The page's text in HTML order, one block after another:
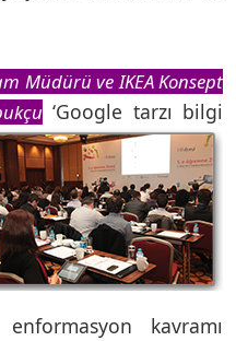
Müdürü ve IKEA Konsept
‘Google tarzı bilgi
kavramı